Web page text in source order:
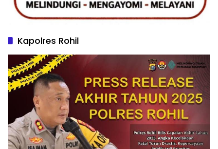
Kapolres Rohil